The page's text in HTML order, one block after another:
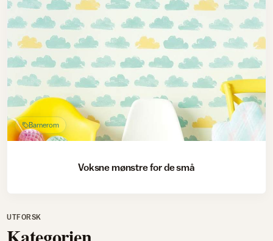
Barnerom
Voksne mønstre for de små
UTFORSK